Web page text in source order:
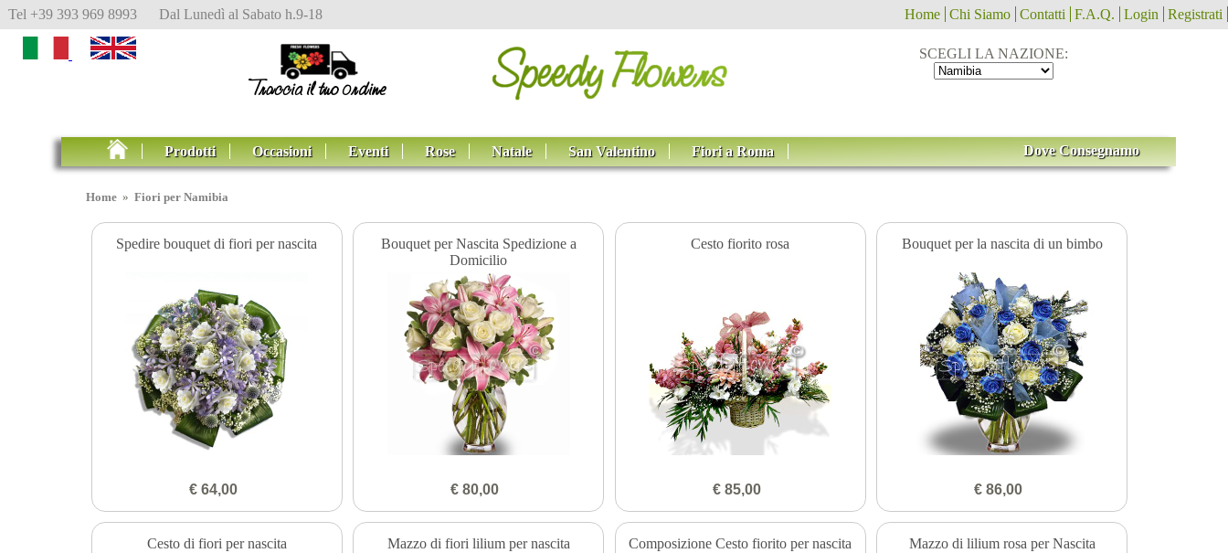
Tel +39 393 969 8993 Dal Lunedì al Sabato h.9-18 Home Chi Siamo Contatti F.A.Q. Login Registrati
SCEGLI LA NAZIONE:
Prodotti Occasioni Eventi Rose Natale San Valentino Fiori a Roma Dove Consegnamo
Home »Fiori per Namibia
Spedire bouquet di fiori per nascita
€ 64,00
Bouquet per Nascita Spedizione a
Domicilio
€ 80,00
Cesto fiorito rosa
€ 85,00
Bouquet per la nascita di un bimbo
€ 86,00
Cesto di fiori per nascita Mazzo di fiori lilium per nascita Composizione Cesto fiorito per nascita Mazzo di lilium rosa per Nascita